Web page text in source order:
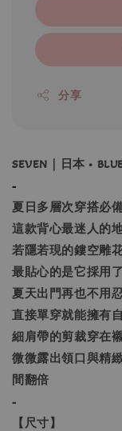
分享
SEVEN｜日本 •
-
夏日多層次穿搭必
這款背心最迷人的
若隱若現的鏤空雕
最貼心的是它採用
夏天出門再也不用
直接單穿就能擁有
細肩帶的剪裁穿在
微微露出領口與精
間翻倍
-
【尺寸】